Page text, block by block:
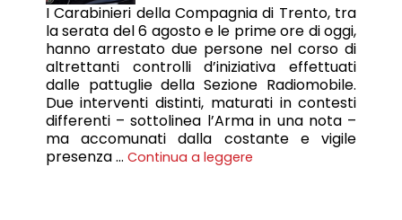
I Carabinieri della Compagnia di Trento, tra
la serata del 6 agosto e le prime ore di oggi,
hanno arrestato due persone nel corso di
altrettanti controlli d’iniziativa effettuati
dalle pattuglie della Sezione Radiomobile.
Due interventi distinti, maturati in contesti
differenti – sottolinea l’Arma in una nota –
ma accomunati dalla costante e vigile
presenza … Continua a leggere